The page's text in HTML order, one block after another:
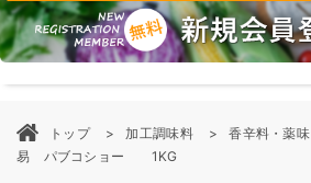
トップ 加工調味料 香辛料・薬味
易 パブコショー 1KG